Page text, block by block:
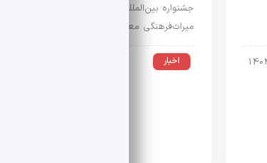
جشنواره بین‌المللی چندرسانه‌ای
میراث‌فرهنگی معرفی شدند.
اخبار